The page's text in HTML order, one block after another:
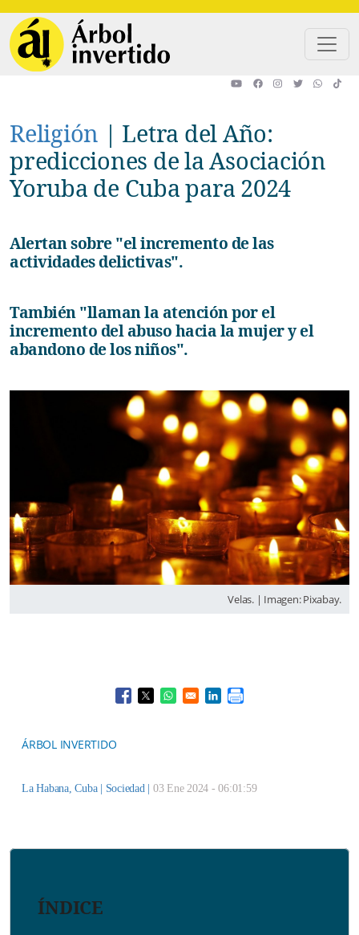
Religión | Letra del Año:
predicciones de la Asociación
Yoruba de Cuba para 2024
Alertan sobre "el incremento de las
actividades delictivas".
También "llaman la atención por el
incremento del abuso hacia la mujer y el
abandono de los niños".
Velas. | Imagen: Pixabay.
Opens in a new window
Opens in a new window
Opens in a new window
Opens in a new window
ÁRBOL INVERTIDO
Sociedad 03 Ene 2024 - 06:01:59
ÍNDICE